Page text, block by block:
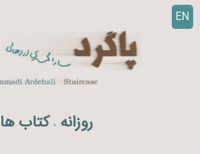
EN
روزانه . کتاب ها